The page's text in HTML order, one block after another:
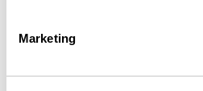
Marketing